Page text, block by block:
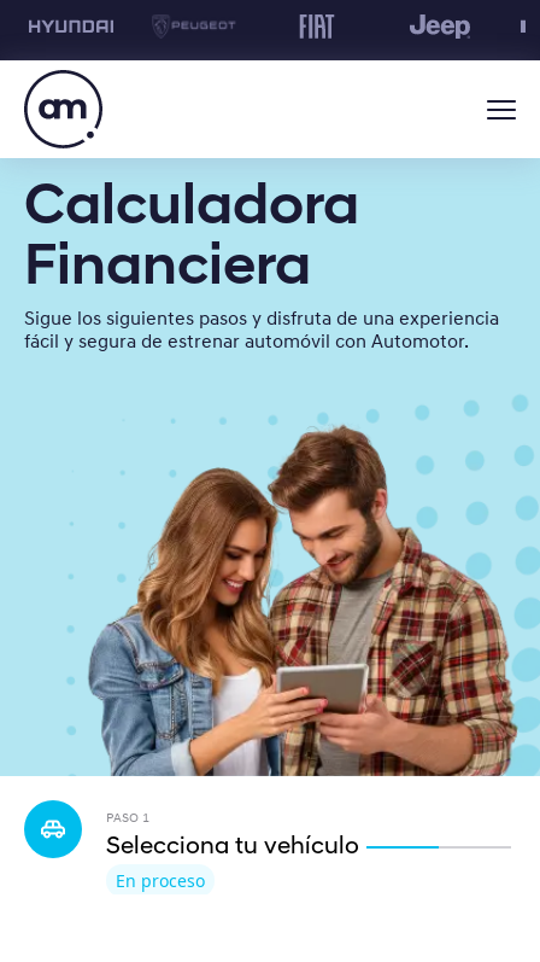
Calculadora
Financiera
Sigue los siguientes pasos y disfruta de una experiencia
fácil y segura de estrenar automóvil con Automotor.
PASO 1
Selecciona tu vehículo
En proceso